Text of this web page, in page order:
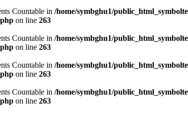
Countable in /home/symbghu1/
on line 263
Countable in /home/symbghu1/
on line 263
Countable in /home/symbghu1/
on line 263
Countable in /home/symbghu1/
on line 263